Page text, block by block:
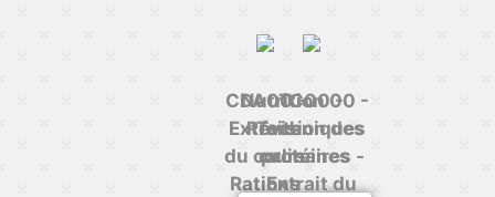
CDA00 -
Extraits
du cours
Rations
Nutrition 00 -
Révision des
protéines
TC00 -
Techniques
culinaires -
Extrait du